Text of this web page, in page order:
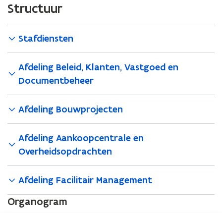
Structuur
Stafdiensten
Afdeling Beleid, Klanten, Vastgoed en
Documentbeheer
Afdeling Bouwprojecten
Afdeling Aankoopcentrale en
Overheidsopdrachten
Afdeling Facilitair Management
Organogram